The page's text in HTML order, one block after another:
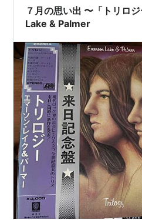
７月の思い出 〜「トリロ
Lake & Palmer